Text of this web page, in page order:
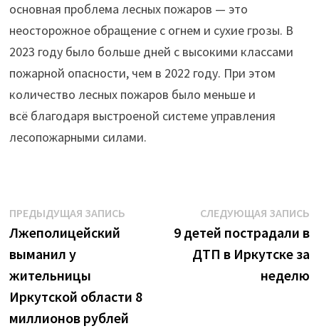
основная проблема лесных пожаров — это
неосторожное обращение с огнем и сухие грозы. В
2023 году было больше дней с высокими классами
пожарной опасности, чем в 2022 году. При этом
количество лесных пожаров было меньше и
всё благодаря выстроеной системе управления
лесопожарными силами.
Навигация
по
записям
ПРЕДЫДУЩАЯ ЗАПИСЬПредыдущая
Лжеполицейский
выманил у
жительницы
Иркутской области 8
миллионов рублей
СЛЕДУЮЩАЯ ЗАПИСЬ
9 детей пострадали в
ДТП в Иркутске за
неделю